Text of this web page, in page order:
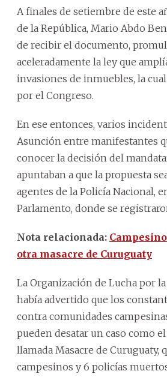
A finales de setiembre de este
de la República, Mario Abdo
de recibir el documento,
aceleradamente la ley que
invasiones de inmuebles, la
por el Congreso.
En ese entonces, varios
Asunción entre manifestantes
conocer la decisión del
apuntaban a que la propuesta
agentes de la Policía Nacional,
Parlamento, donde se
Nota relacionada:
otra masacre de Curuguaty
La Organización de Lucha por
había advertido que los
contra comunidades
pueden desatar un caso como
llamada Masacre de Curuguaty,
campesinos y 6 policías